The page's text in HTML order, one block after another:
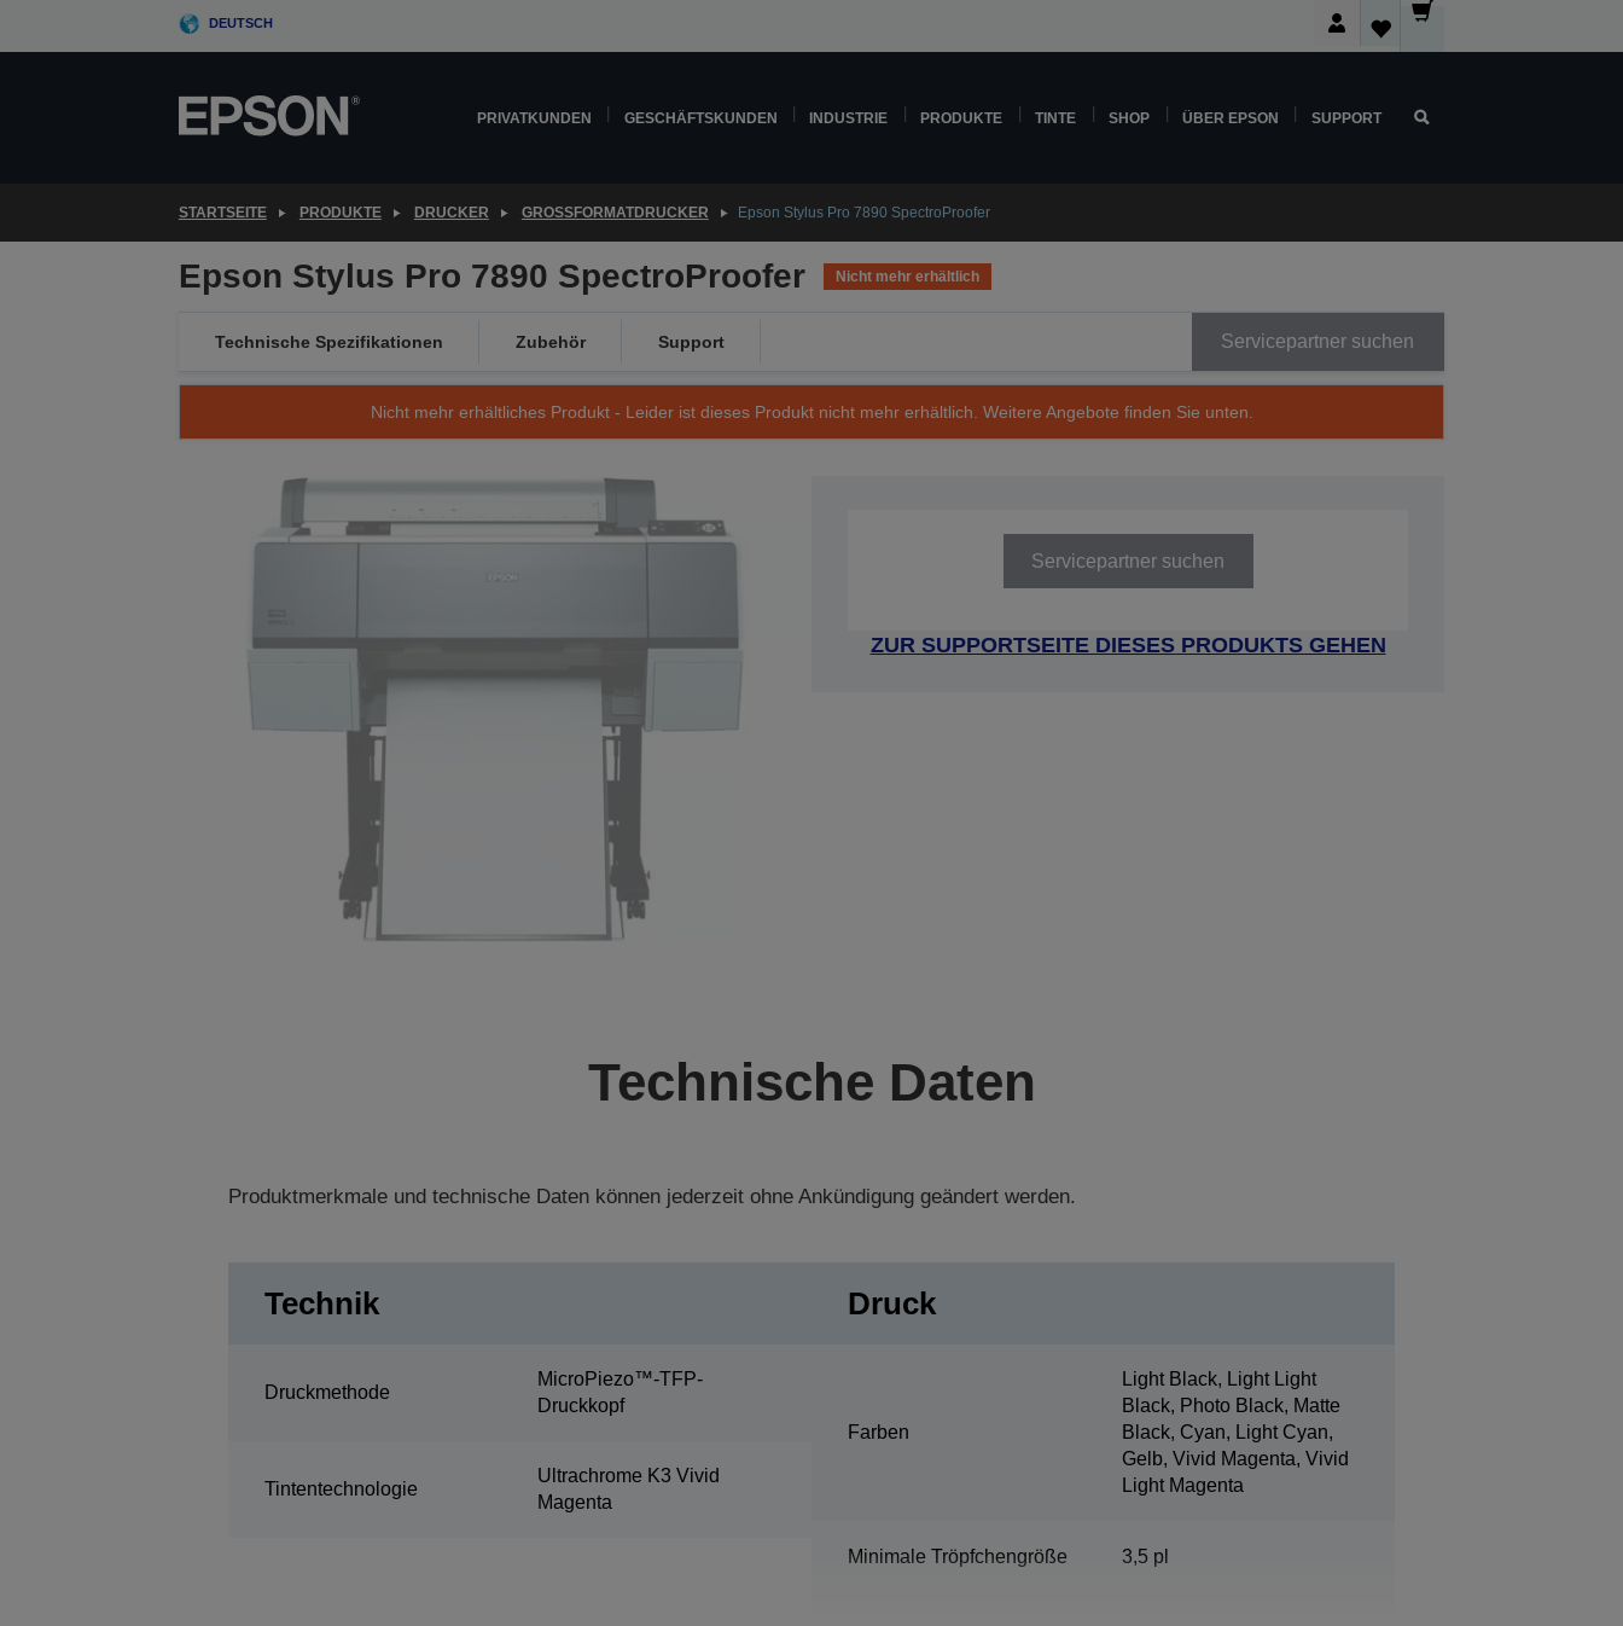
DEUTSCH
PRIVATKUNDEN GESCHÄFTSKUNDEN INDUSTRIE PRODUKTE TINTE SHOP ÜBER EPSON SUPPORT
STARTSEITE PRODUKTE DRUCKER GROSSFORMATDRUCKER Epson Stylus Pro 7890 SpectroProofer
Epson Stylus Pro 7890 SpectroProofer Nicht mehr erhältlich
Technische Spezifikationen Zubehör Support Servicepartner suchen
Nicht mehr erhältliches Produkt - Leider ist dieses Produkt nicht mehr erhältlich. Weitere Angebote finden Sie unten.
Servicepartner suchen
ZUR SUPPORTSEITE DIESES PRODUKTS GEHEN
Technische Daten
Produktmerkmale und technische Daten können jederzeit ohne Ankündigung geändert werden.
Technik
Druckmethode
MicroPiezo™-TFP-
Druckkopf
Tintentechnologie
Ultrachrome K3 Vivid
Magenta
Druck
Farben
Light Black, Light Light
Black, Photo Black, Matte
Black, Cyan, Light Cyan,
Gelb, Vivid Magenta, Vivid
Light Magenta
Minimale Tröpfchengröße 3,5 pl